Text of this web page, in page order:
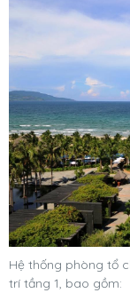
Hệ thống phòng tổ
trí tầng 1, bao gồm: